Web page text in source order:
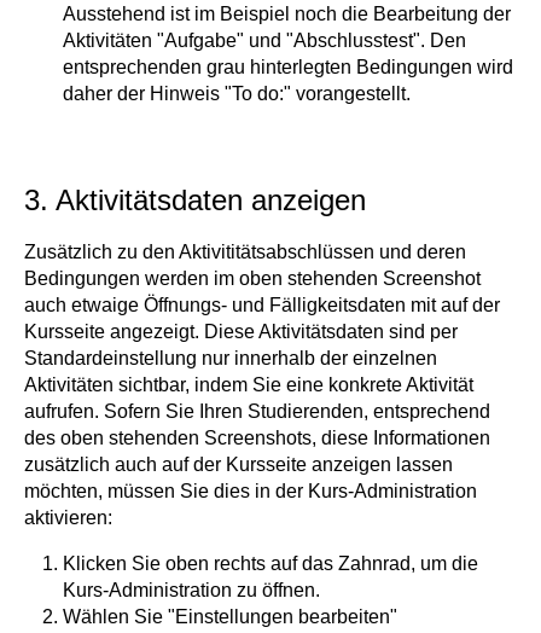
Ausstehend ist im Beispiel noch die Bearbeitung der
Aktivitäten "Aufgabe" und "Abschlusstest". Den
entsprechenden grau hinterlegten Bedingungen wird
daher der Hinweis "To do:" vorangestellt.
3. Aktivitätsdaten anzeigen
Zusätzlich zu den Aktivititätsabschlüssen und deren
Bedingungen werden im oben stehenden Screenshot
auch etwaige Öffnungs- und Fälligkeitsdaten mit auf der
Kursseite angezeigt. Diese Aktivitätsdaten sind per
Standardeinstellung nur innerhalb der einzelnen
Aktivitäten sichtbar, indem Sie eine konkrete Aktivität
aufrufen. Sofern Sie Ihren Studierenden, entsprechend
des oben stehenden Screenshots, diese Informationen
zusätzlich auch auf der Kursseite anzeigen lassen
möchten, müssen Sie dies in der Kurs-Administration
aktivieren:
Klicken Sie oben rechts auf das Zahnrad, um die
Kurs-Administration zu öffnen.
Wählen Sie "Einstellungen bearbeiten"